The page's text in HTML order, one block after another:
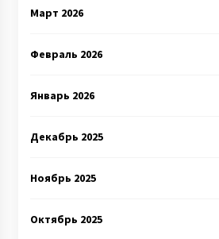
Март 2026
Февраль 2026
Январь 2026
Декабрь 2025
Ноябрь 2025
Октябрь 2025